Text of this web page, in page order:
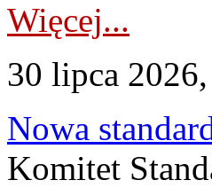
Więcej...
30 lipca
Nowa
Komitet